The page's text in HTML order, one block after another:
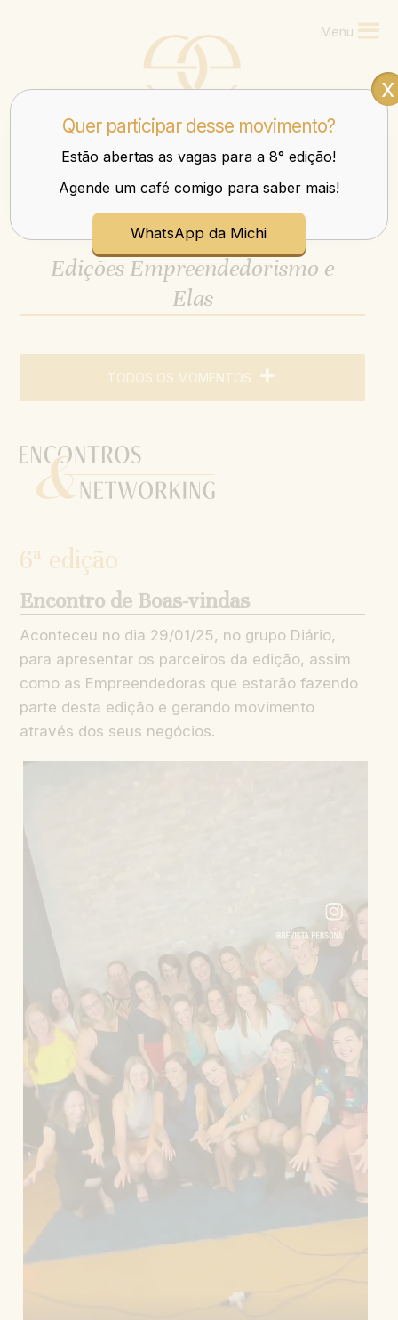
Mulheres que transbordam nos negócios e na vida.
Menu
Edições Empreendedorismo e
Elas
TODOS OS MOMENTOS
6ª edição
Encontro de Boas-vindas
Aconteceu no dia 29/01/25, no grupo Diário,
para apresentar os parceiros da edição, assim
como as Empreendedoras que estarão fazendo
parte desta edição e gerando movimento
através dos seus negócios.
Quer participar desse movimento?
Estão abertas as vagas para a 8° edição!
Agende um café comigo para saber mais!
WhatsApp da Michi
x